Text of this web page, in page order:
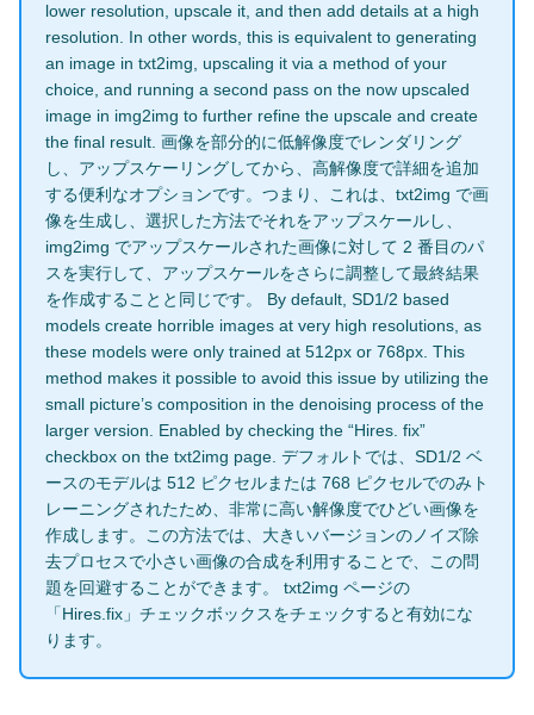
lower resolution, upscale it, and then add details at a high
resolution. In other words, this is equivalent to generating
an image in txt2img, upscaling it via a method of your
choice, and running a second pass on the now upscaled
image in img2img to further refine the upscale and create
the final result. 画像を部分的に低解像度でレンダリング
し、アップスケーリングしてから、高解像度で詳細を追加
する便利なオプションです。つまり、これは、txt2img で画
像を生成し、選択した方法でそれをアップスケールし、
img2img でアップスケールされた画像に対して 2 番目のパ
スを実行して、アップスケールをさらに調整して最終結果
を作成することと同じです。 By default, SD1/2 based
models create horrible images at very high resolutions, as
these models were only trained at 512px or 768px. This
method makes it possible to avoid this issue by utilizing the
small picture’s composition in the denoising process of the
larger version. Enabled by checking the “Hires. fix”
checkbox on the txt2img page. デフォルトでは、SD1/2 ベ
ースのモデルは 512 ピクセルまたは 768 ピクセルでのみト
レーニングされたため、非常に高い解像度でひどい画像を
作成します。この方法では、大きいバージョンのノイズ除
去プロセスで小さい画像の合成を利用することで、この問
題を回避することができます。 txt2img ページの
「Hires.fix」チェックボックスをチェックすると有効にな
ります。